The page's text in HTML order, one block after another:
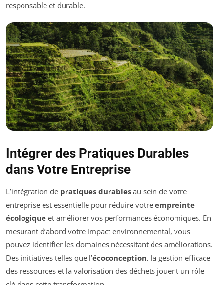
responsable et durable.
Intégrer des Pratiques Durables
dans Votre Entreprise
L’intégration de pratiques durables au sein de votre
entreprise est essentielle pour réduire votre empreinte
écologique et améliorer vos performances économiques. En
mesurant d’abord votre impact environnemental, vous
pouvez identifier les domaines nécessitant des améliorations.
Des initiatives telles que l’écoconception, la gestion efficace
des ressources et la valorisation des déchets jouent un rôle